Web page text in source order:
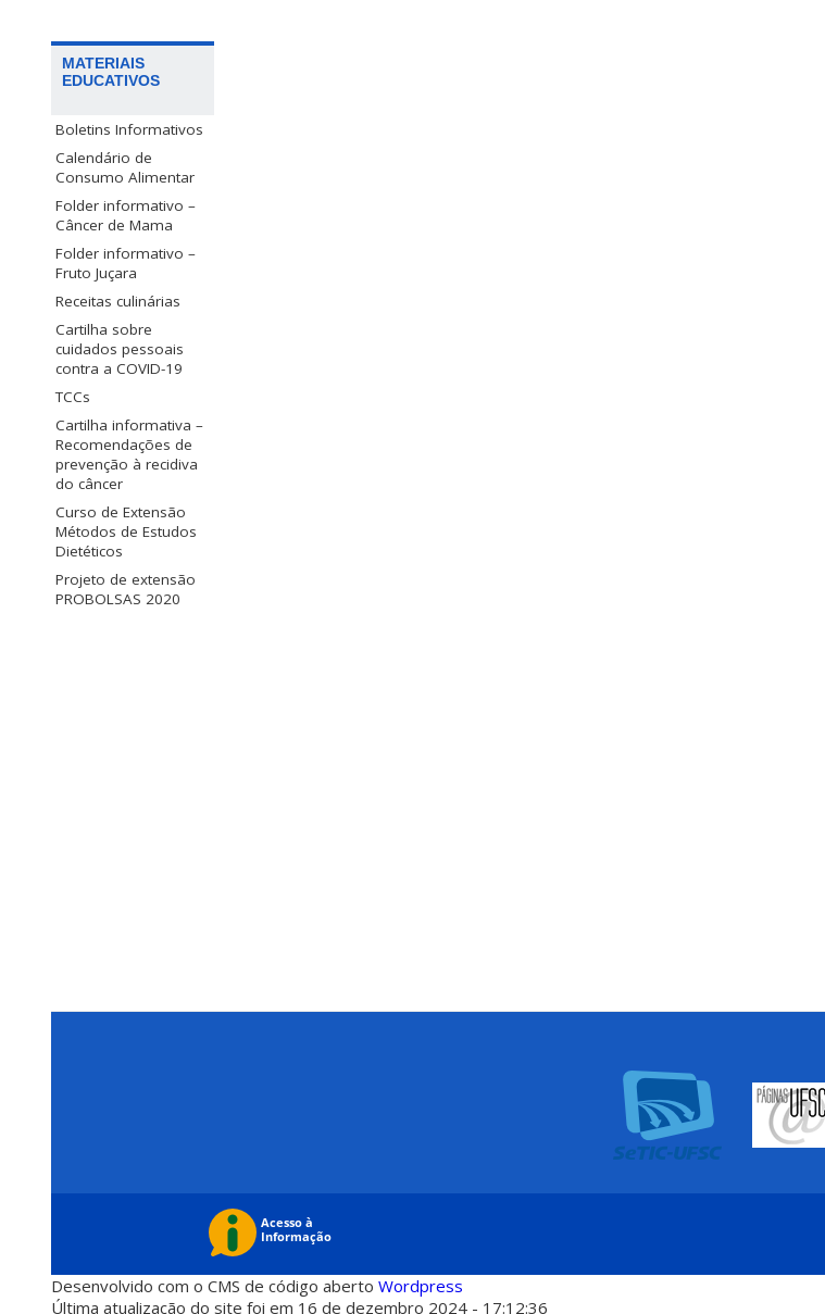
MATERIAIS
EDUCATIVOS
Boletins Informativos
Calendário de
Consumo Alimentar
Folder informativo –
Câncer de Mama
Folder informativo –
Fruto Juçara
Receitas culinárias
Cartilha sobre
cuidados pessoais
contra a COVID-19
TCCs
Cartilha informativa –
Recomendações de
prevenção à recidiva
do câncer
Curso de Extensão
Métodos de Estudos
Dietéticos
Projeto de extensão
PROBOLSAS 2020
Desenvolvido com o CMS de código aberto Wordpress
Última atualização do site foi em 16 de dezembro 2024 - 17:12:36